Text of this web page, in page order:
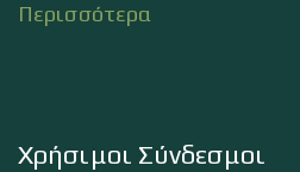
Περισσότερα
Χρήσιμοι Σύνδεσμοι